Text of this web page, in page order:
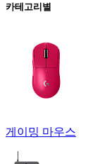
카테고리별
게이밍 마우스